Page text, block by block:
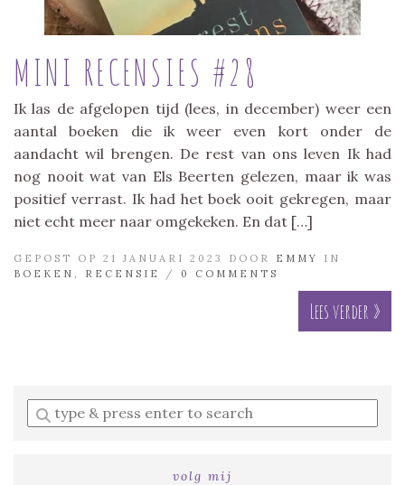
MINI RECENSIES #28
Ik las de afgelopen tijd (lees, in december) weer een
aantal boeken die ik weer even kort onder de
aandacht wil brengen. De rest van ons leven Ik had
nog nooit wat van Els Beerten gelezen, maar ik was
positief verrast. Ik had het boek ooit gekregen, maar
niet echt meer naar omgekeken. En dat […]
GEPOST OP 21 JANUARI 2023 DOOR EMMY
IN
BOEKEN
RECENSIE / 0 COMMENTS
Lees verder »
Enter
a
volg mij